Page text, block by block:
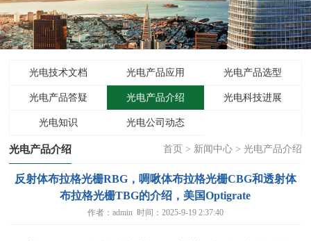
光电技术文档 光电产品应用 光电产品选型
光电产品答疑 光电产品介绍 光电科技进展
光电知识 光电公司动态
光电产品介绍 首页 > 新闻中心> 光电产品介绍
反射体布拉格光栅RBG，啁啾体布拉格光栅CBG和透射体
布拉格光栅TBG的介绍，美国Optigrate
作者：admin 时间：2025-9-19 2:37:40